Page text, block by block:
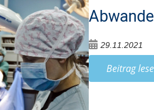
29.11.2021
Beitrag